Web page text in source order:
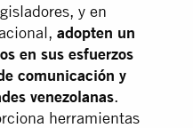
y en
adopten un
en sus esfuerzos
comunicación y
venezolanas.
herramientas